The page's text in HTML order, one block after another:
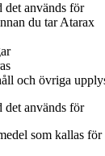
det används för
du tar Atarax
och övriga
det används för
som kallas